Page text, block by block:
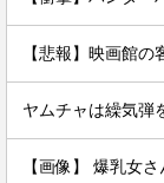
ヤムチャは繰気弾